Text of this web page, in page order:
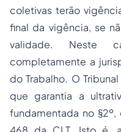
coletivas terão
final da vigência, se
validade. Neste
completamente a
do Trabalho. O
que garantia a
fundamentada no